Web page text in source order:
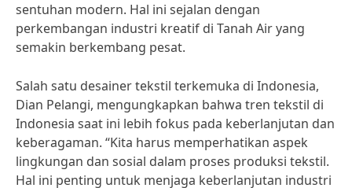
sentuhan modern. Hal ini sejalan dengan
perkembangan industri kreatif di Tanah Air yang
semakin berkembang pesat.
Salah satu desainer tekstil terkemuka di Indonesia,
Dian Pelangi, mengungkapkan bahwa tren tekstil di
Indonesia saat ini lebih fokus pada keberlanjutan dan
keberagaman. “Kita harus memperhatikan aspek
lingkungan dan sosial dalam proses produksi tekstil.
Hal ini penting untuk menjaga keberlanjutan industri